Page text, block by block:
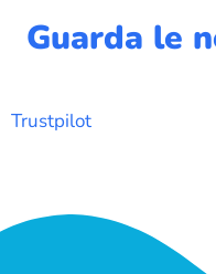
Guarda le
Trustpilot